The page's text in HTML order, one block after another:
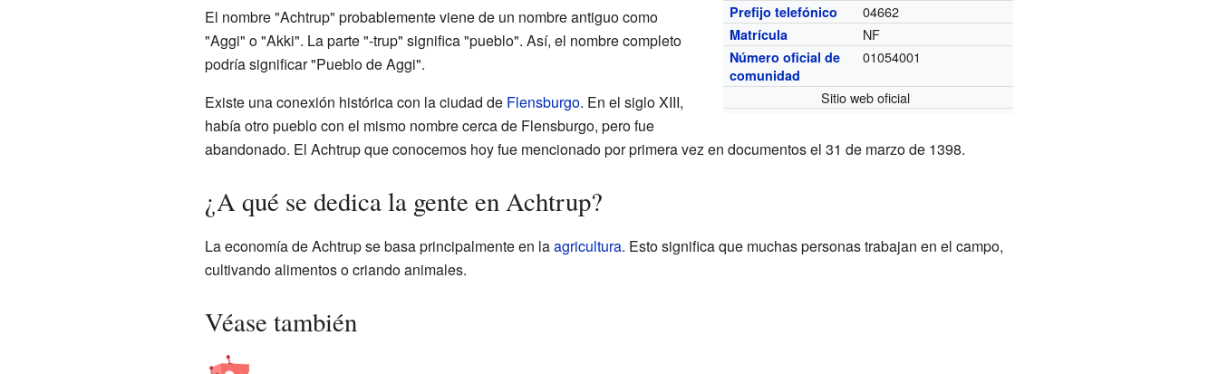
Prefijo telefónico 04662
Matrícula NF
Número oficial de
comunidad
01054001
Sitio web oficial
El nombre "Achtrup" probablemente viene de un nombre antiguo como
"Aggi" o "Akki". La parte "-trup" significa "pueblo". Así, el nombre completo
podría significar "Pueblo de Aggi".
Existe una conexión histórica con la ciudad de Flensburgo. En el siglo XIII,
había otro pueblo con el mismo nombre cerca de Flensburgo, pero fue
abandonado. El Achtrup que conocemos hoy fue mencionado por primera vez en documentos el 31 de marzo de 1398.
¿A qué se dedica la gente en Achtrup?
La economía de Achtrup se basa principalmente en laagricultura. Esto significa que muchas personas trabajan en el campo,
cultivando alimentos o criando animales.
Véase también